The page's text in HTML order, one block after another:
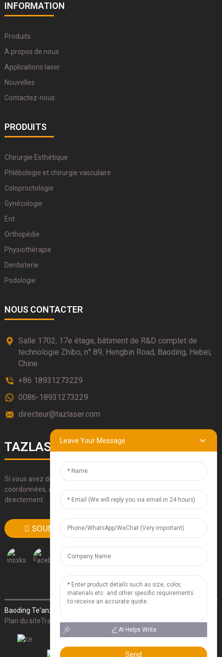
INFORMATION
Produits
À propos de nous
Applications laser
Nouvelles
Contactez-nous
PRODUITS
Chirurgie Esthétique
Phlébologie et chirurgie vasculaire
Coloproctologie
Gynécologie
Ent
Orthopédie
Physiothérapie
Dentisterie
Podologie
NOUS CONTACTER
Salle 1702, 17e étage, bâtiment de R&D complet de
technologie Zhibo, n° 89, Hengbin Road, Baoding, Hebei,
Chine
+86 18931273229
0086-18931273229
directeur@tazlaser.com
TAZLASERS
Si vous avez des questions sur nos produits, veuillez utiliser nos
coordonnées, envoyez-nous un e-mail ou appelez-nous
directement.
SOUMETTRE
Baoding Te'anzhou Electronic Technology Co., Ltd.
Plan du siteTrans
- Recherche supérieure
Leave Your Message
AI Helps Write
Send